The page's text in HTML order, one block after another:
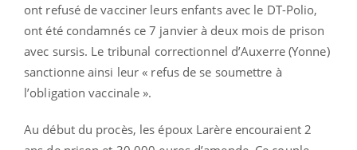
ont refusé de vacciner leurs enfants avec le DT-Polio,
ont été condamnés ce 7 janvier à deux mois de prison
avec sursis. Le tribunal correctionnel d’Auxerre (Yonne)
sanctionne ainsi leur « refus de se soumettre à
l’obligation vaccinale ».
Au début du procès, les époux Larère encouraient 2